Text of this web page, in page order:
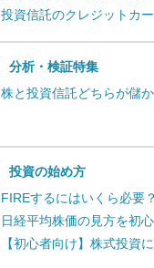
投資信託のクレジットカ
分析・検証特集
株と投資信託どちらが儲
投資の始め方
FIREするにはいくら必要
日経平均株価の見方を初
【初心者向け】株式投資